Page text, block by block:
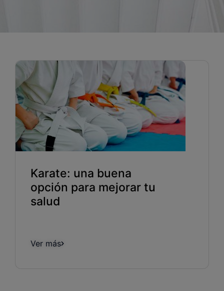
Partners
Español
Entrar
Hablemos
Karate: una buena
opción para mejorar tu
salud
Ver más